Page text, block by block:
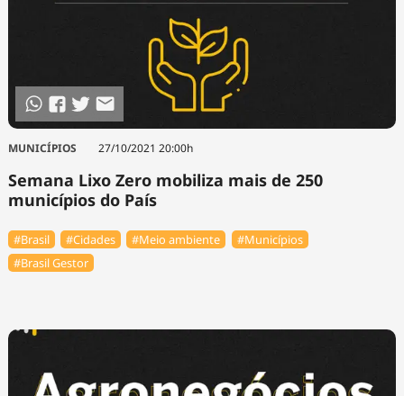
MUNICÍPIOS 27/10/2021 20:00h
Semana Lixo Zero mobiliza mais de 250
municípios do País
#Brasil #Cidades #Meio ambiente
#Municípios
#Brasil Gestor